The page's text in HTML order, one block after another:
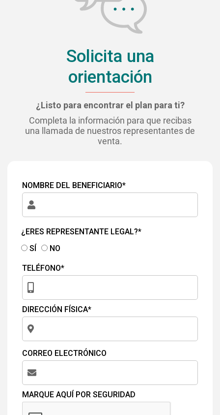
Solicita una
orientación
¿Listo para encontrar el plan para ti?
Completa la información para que recibas
una llamada de nuestros representantes de
venta.
NOMBRE DEL BENEFICIARIO*
¿ERES REPRESENTANTE LEGAL?*
SÍ
NO
TELÉFONO*
DIRECCIÓN FÍSICA*
CORREO ELECTRÓNICO
MARQUE AQUÍ POR SEGURIDAD